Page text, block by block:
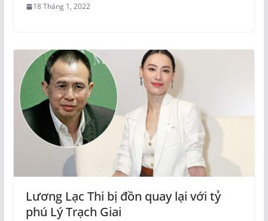
18 Tháng 1, 2022
Lương Lạc Thi bị đồn quay lại với tỷ
phú Lý Trạch Giai